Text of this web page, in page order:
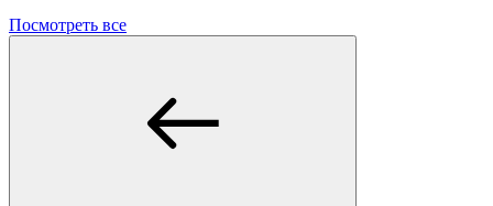
Посмотреть все